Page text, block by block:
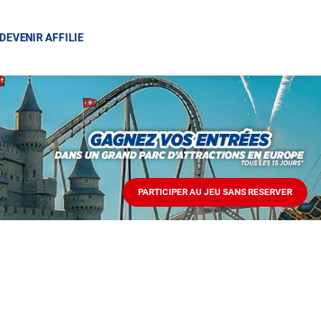
DEVENIR AFFILIE
PARTICIPER AU JEU SANS RESERVER
PARTICIPER
AU
JEU